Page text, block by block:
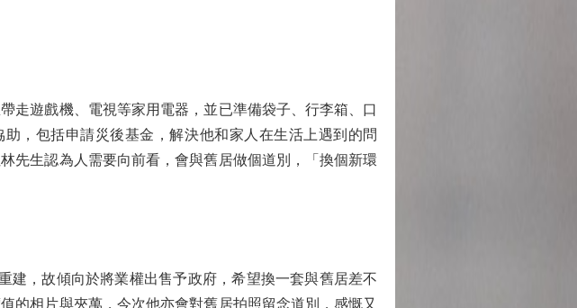
遊戲機、電視等家用電器，並已準備袋子、行李箱、口
，包括申請災後基金，解決他和家人在生活上遇到的問
先生認為人需要向前看，會與舊居做個道別，「換個新環
，故傾向於將業權出售予政府，希望換一套與舊居差不
的相片與夾萬，今次他亦會對舊居拍照留念道別，感慨又